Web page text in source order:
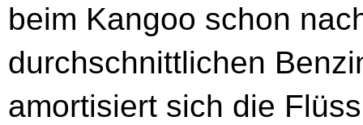
beim Kangoo schon
durchschnittlichen
amortisiert sich die